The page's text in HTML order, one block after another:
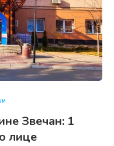
Звечан: 1
лице